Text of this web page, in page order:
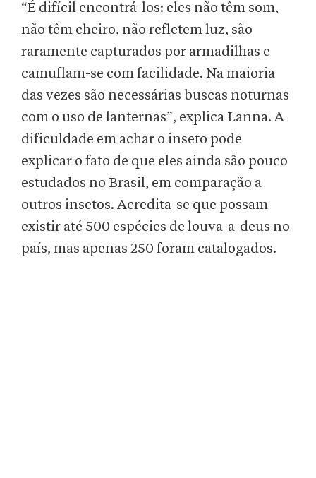
“É difícil encontrá-los: eles não têm som,
não têm cheiro, não refletem luz, são
raramente capturados por armadilhas e
camuflam-se com facilidade. Na maioria
das vezes são necessárias buscas noturnas
com o uso de lanternas”, explica Lanna. A
dificuldade em achar o inseto pode
explicar o fato de que eles ainda são pouco
estudados no Brasil, em comparação a
outros insetos. Acredita-se que possam
existir até 500 espécies de louva-a-deus no
país, mas apenas 250 foram catalogados.